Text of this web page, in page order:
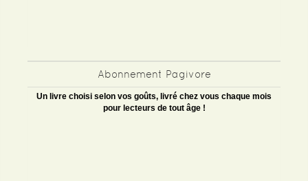
Abonnement Pagivore
Un livre choisi selon vos goûts, livré chez vous chaque mois
pour lecteurs de tout âge !